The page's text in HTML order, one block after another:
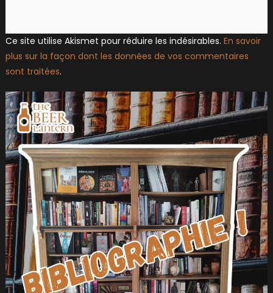
Ce site utilise Akismet pour réduire les indésirables. En savoir
plus sur la façon dont les données de vos commentaires
sont traitées.